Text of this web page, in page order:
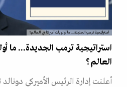
استراتيجية ترمب الجديدة... ما أولويات أميركا في العالم؟
استراتيجية ترمب الجديدة... ما
العالم؟
أعلنت إدارة الرئيس الأميركي